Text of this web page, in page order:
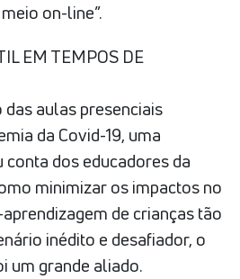
on-line”.
EM TEMPOS DE
das aulas presenciais
da Covid-19, uma
dos educadores da
minimizar os impactos no
de crianças tão
inédito e desafiador, o
um grande aliado.